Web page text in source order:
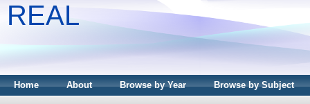
REAL
Home About Browse by Year Browse by Subject